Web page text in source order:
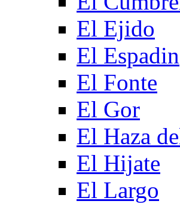
El Ejido
El Espadin
El Fonte
El Gor
El Haza
El Hijate
El Largo